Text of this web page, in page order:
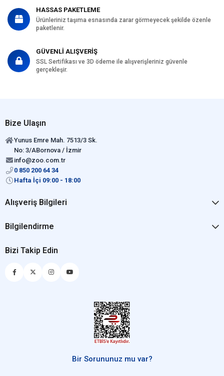
HASSAS PAKETLEME
Ürünleriniz taşıma esnasında zarar görmeyecek şekilde özenle
paketlenir.
GÜVENLİ ALIŞVERİŞ
SSL Sertifikası ve 3D ödeme ile alışverişleriniz güvenle
gerçekleşir.
Bize Ulaşın
Yunus Emre Mah. 7513/3 Sk.
No: 3/ABornova / İzmir
info@zoo.com.tr
0 850 200 64 34
Hafta İçi 09:00 - 18:00
Alışveriş Bilgileri
Bilgilendirme
Bizi Takip Edin
Bir Sorununuz mu var?